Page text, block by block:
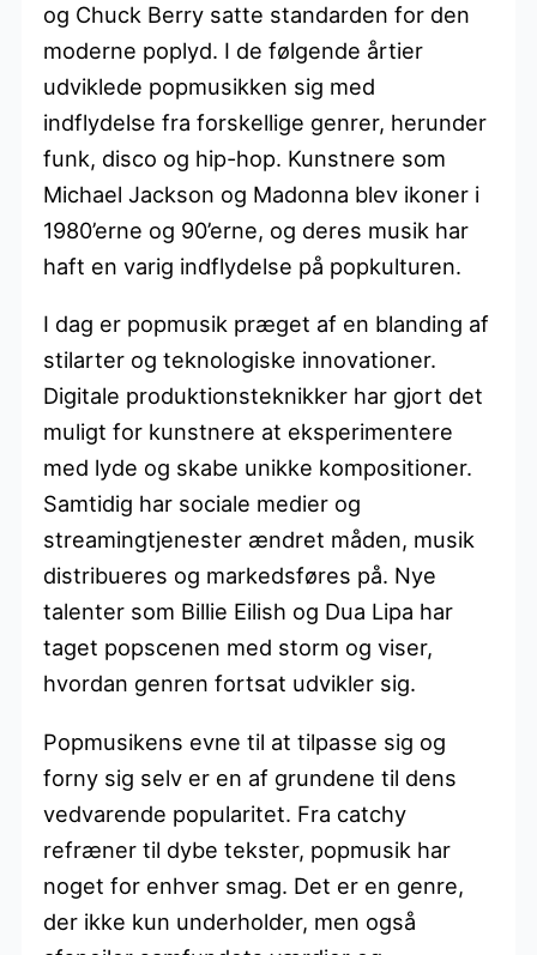
og Chuck Berry satte standarden for den
moderne poplyd. I de følgende årtier
udviklede popmusikken sig med
indflydelse fra forskellige genrer, herunder
funk, disco og hip-hop. Kunstnere som
Michael Jackson og Madonna blev ikoner i
1980’erne og 90’erne, og deres musik har
haft en varig indflydelse på popkulturen.
I dag er popmusik præget af en blanding af
stilarter og teknologiske innovationer.
Digitale produktionsteknikker har gjort det
muligt for kunstnere at eksperimentere
med lyde og skabe unikke kompositioner.
Samtidig har sociale medier og
streamingtjenester ændret måden, musik
distribueres og markedsføres på. Nye
talenter som Billie Eilish og Dua Lipa har
taget popscenen med storm og viser,
hvordan genren fortsat udvikler sig.
Popmusikens evne til at tilpasse sig og
forny sig selv er en af grundene til dens
vedvarende popularitet. Fra catchy
refræner til dybe tekster, popmusik har
noget for enhver smag. Det er en genre,
der ikke kun underholder, men også